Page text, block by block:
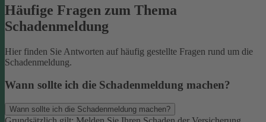
Häufige Fragen zum Thema
Schadenmeldung
Hier finden Sie Antworten auf häufig gestellte Fragen rund um die
Schadenmeldung.
Wann sollte ich die Schadenmeldung machen?
Wann sollte ich die Schadenmeldung machen?